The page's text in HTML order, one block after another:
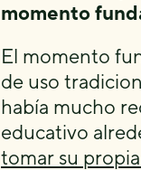
momento
El momento
de uso
había mucho
educativo
tomar su